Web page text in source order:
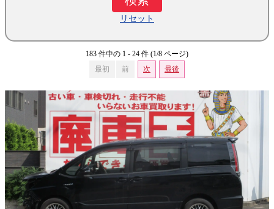
リセット
183 件中の 1 - 24 件 (1/8 ページ)
最初
前 次 最後